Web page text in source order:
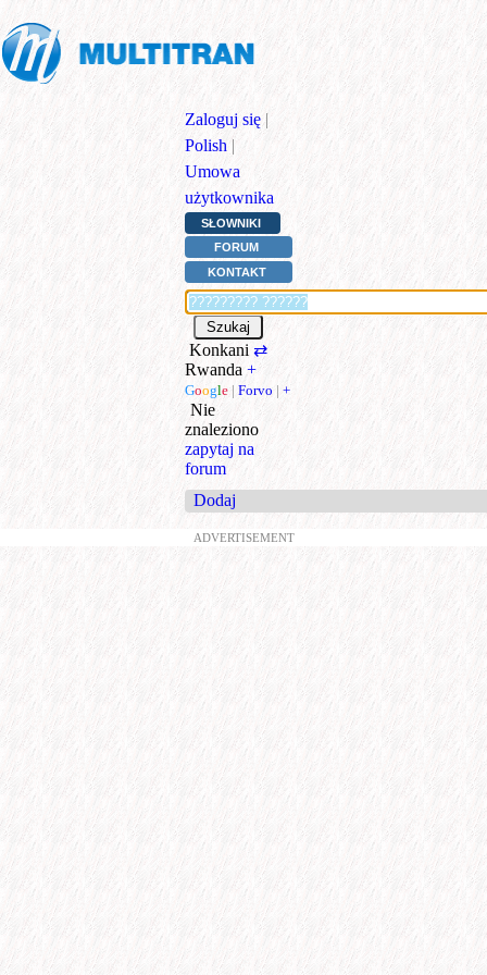
Zaloguj się |
Polish |
Umowa
użytkownika
SŁOWNIKI
FORUM
KONTAKT
Konkani ⇄
Rwanda +
Google | Forvo | +
Nie
znaleziono
zapytaj na
forum
Dodaj
ADVERTISEMENT